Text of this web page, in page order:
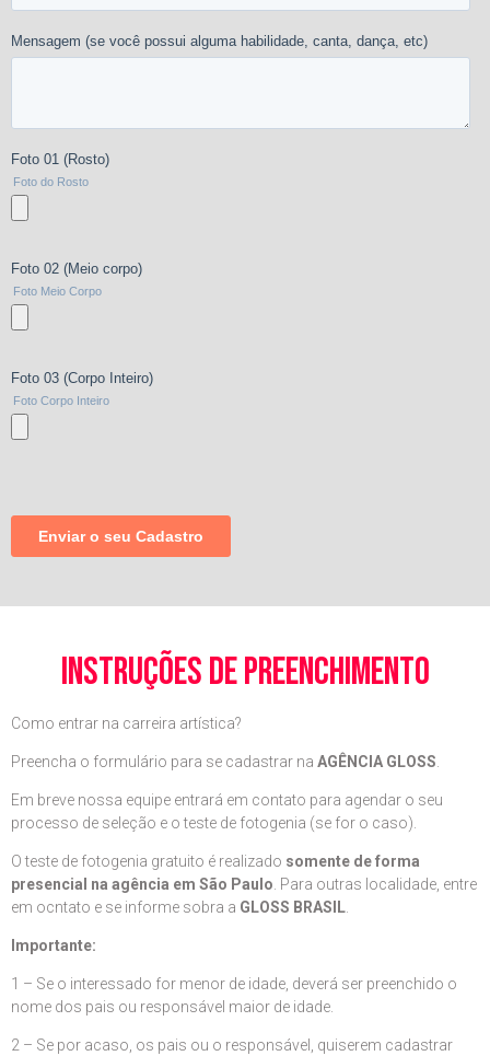
instruções de preenchimento
Como entrar na carreira artística?
Preencha o formulário para se cadastrar na AGÊNCIA GLOSS
Em breve nossa equipe entrará em contato para agendar o seu
processo de seleção e o teste de fotogenia (se for o caso).
O teste de fotogenia gratuito é realizado somente de forma
presencial na agência em São Paulo . Para outras localidade, entre
em ocntato e se informe sobra a GLOSS BRASIL
Importante:
1 – Se o interessado for menor de idade, deverá ser preenchido o
nome dos pais ou responsável maior de idade.
2 – Se por acaso, os pais ou o responsável, quiserem cadastrar